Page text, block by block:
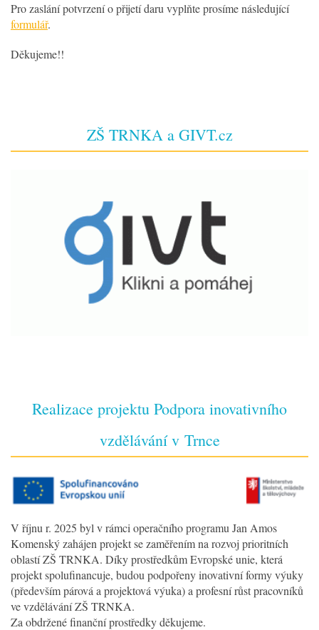
Pro zaslání potvrzení o přijetí daru vyplňte prosíme následující
formulář.
Děkujeme!!
ZŠ TRNKA a GIVT.cz
Realizace projektu Podpora inovativního
vzdělávání v Trnce
V říjnu r. 2025 byl v rámci operačního programu Jan Amos
Komenský zahájen projekt se zaměřením na rozvoj prioritních
oblastí ZŠ TRNKA. Díky prostředkům Evropské unie, která
projekt spolufinancuje, budou podpořeny inovativní formy výuky
(především párová a projektová výuka) a profesní růst pracovníků
ve vzdělávání ZŠ TRNKA.
Za obdržené finanční prostředky děkujeme.